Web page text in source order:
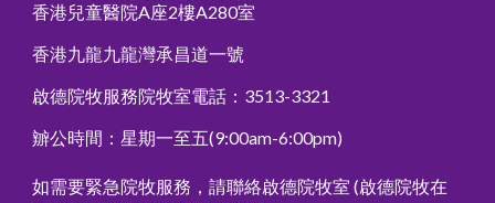
香港兒童醫院A座2樓A280室
香港九龍九龍灣承昌道一號
啟德院牧服務院牧室電話：3513-3321
辧公時間 ：星期一至五(9:00am-6:00pm)
如需要緊急院牧服務，請聯絡啟德院牧室 (啟德院牧在